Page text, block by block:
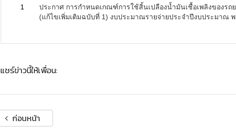
1
ประกาศ การกำหนดเกณฑ์การใช้สิ้นเปลืองน้ำมันเชื้อเพลิงของร
(แก้ไขเพิ่มเติมฉบับที่ 1) งบประมาณรายจ่ายประจำปีงบประมาณ พ
แชร์ข่าวนี้ให้เพื่อน:
ก่อนหน้า